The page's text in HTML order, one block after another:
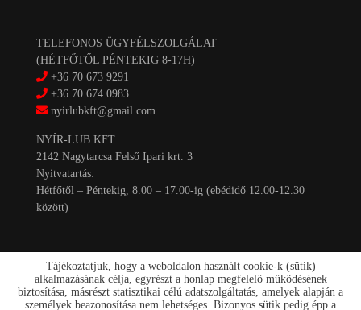
TELEFONOS ÜGYFÉLSZOLGÁLAT
(HÉTFŐTŐL PÉNTEKIG 8-17H)
+36 70 673 9291
+36 70 674 0983
nyirlubkft@gmail.com
NYÍR-LUB KFT.:
2142 Nagytarcsa Felső Ipari krt. 3
Nyitvatartás:
Hétfőtől – Péntekig, 8.00 – 17.00-ig (ebédidő 12.00-12.30
között)
Kapcsolat
Tájékoztatjuk, hogy a weboldalon használt cookie-k (sütik)
alkalmazásának célja, egyrészt a honlap megfelelő működésének
biztosítása, másrészt statisztikai célú adatszolgáltatás, amelyek alapján a
személyek beazonosítása nem lehetséges. Bizonyos sütik pedig épp a